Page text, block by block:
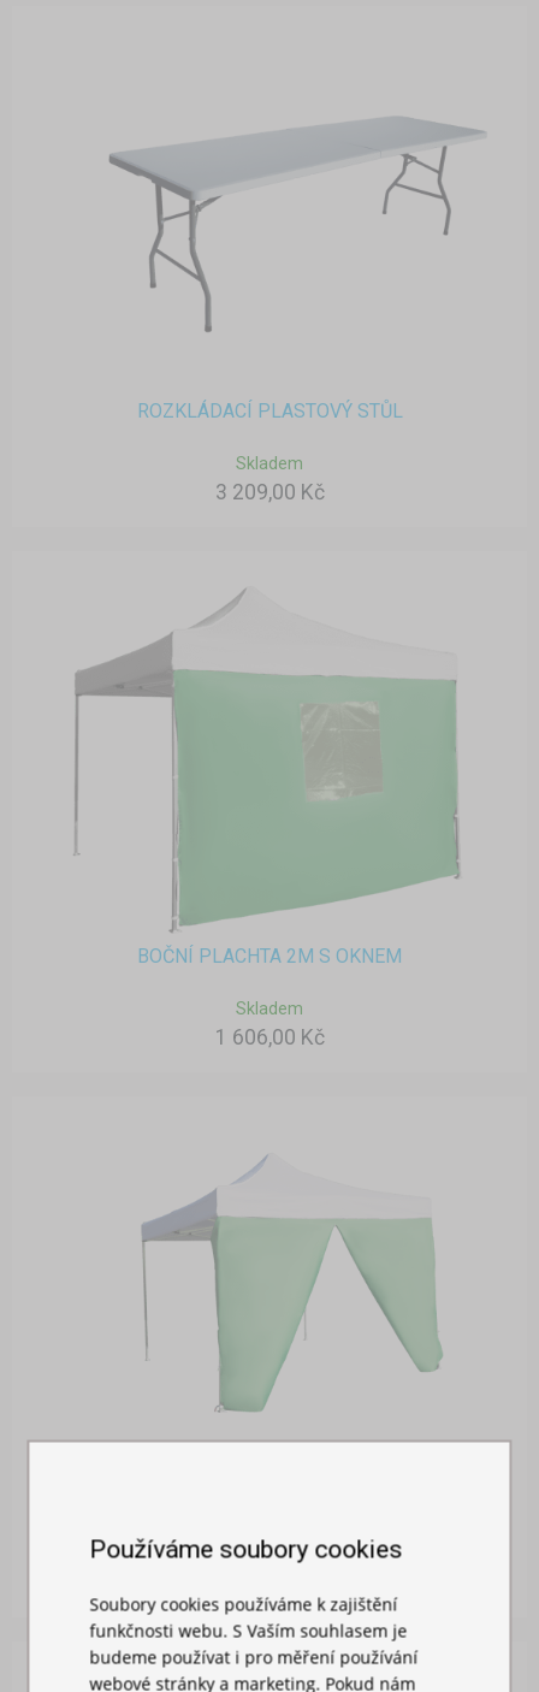
ROZKLÁDACÍ PLASTOVÝ STŮL
Skladem
3 209,00 Kč
BOČNÍ PLACHTA 2M S OKNEM
Skladem
1 606,00 Kč
Skladem
Používáme soubory cookies
Soubory cookies používáme k zajištění
funkčnosti webu. S Vaším souhlasem je
budeme používat i pro měření používání
webové stránky a marketing. Pokud nám